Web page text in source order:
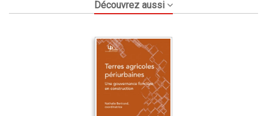
Découvrez aussi